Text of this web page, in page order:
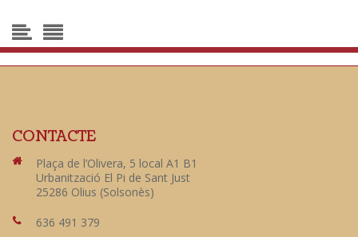
CONTACTE
Plaça de l’Olivera, 5 local A1 B1
Urbanització El Pi de Sant Just
25286 Olius (Solsonès)
636 491 379